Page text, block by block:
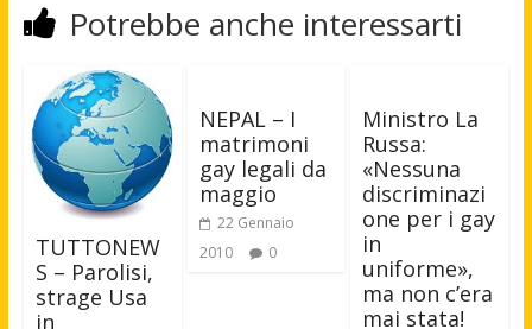
Potrebbe anche interessarti
TUTTONEW
S – Parolisi,
strage Usa
in
NEPAL – I
matrimoni
gay legali da
maggio
22 Gennaio
2010
0
Ministro La
Russa:
«Nessuna
discriminazi
one per i gay
in
uniforme»,
ma non c’era
mai stata!